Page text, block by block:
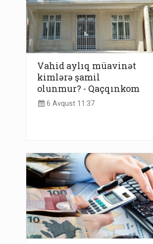
Vahid aylıq müavinət
kimlərə şamil
olunmur? - Qaçqınkom
6 Avqust 11:37